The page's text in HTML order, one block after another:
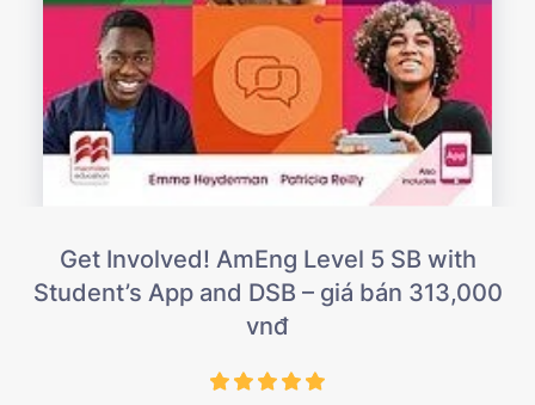
Get Involved! AmEng Level 5 SB with
Student’s App and DSB – giá bán 313,000
vnđ